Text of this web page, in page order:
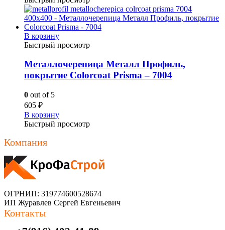
В корзину
Быстрый просмотр
Металлочерепица Металл Профиль,
покрытие Colorcoat Prisma – 7004
0 out of 5
605 ₽
В корзину
Быстрый просмотр
Компания
ОГРНИП: 319774600528674
ИП Журавлев Сергей Евгеньевич
Контакты